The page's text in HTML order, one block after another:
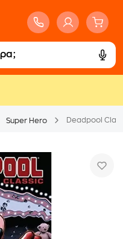
Super Hero Deadpool